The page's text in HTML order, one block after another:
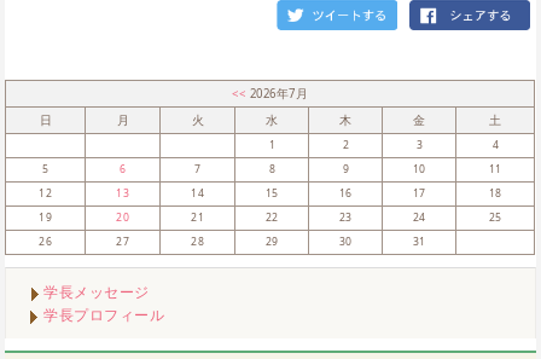
<< 2026年7月
日
月 火 水 木 金 土
1 2 3
4
5
6 7 8 9 10
11
12
13 14 15 16 17
18
19
20 21 22 23 24
25
26
27 28 29 30 31
学長メッセージ
学長プロフィール